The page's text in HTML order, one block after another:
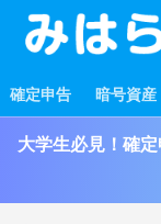
確定申告 暗号資
大学生必見！確